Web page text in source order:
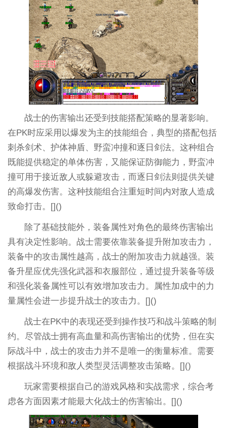
战士的伤害输出还受到技能搭配策略的显著影响。
在PK时应采用以爆发为主的技能组合，典型的搭配包括
刺杀剑术、护体神盾、野蛮冲撞和逐日剑法。这种组合
既能提供稳定的单体伤害，又能保证防御能力，野蛮冲
撞可用于接近敌人或躲避攻击，而逐日剑法则提供关键
的高爆发伤害。这种技能组合注重短时间内对敌人造成
致命打击。[]()
除了基础技能外，装备属性对角色的最终伤害输出
具有决定性影响。战士需要依靠装备提升附加攻击力，
装备中的攻击属性越高，战士的附加攻击力就越强。装
备升星应优先强化武器和衣服部位，通过提升装备等级
和强化装备属性可以有效增加攻击力。属性加成中的力
量属性会进一步提升战士的攻击力。[]()
战士在PK中的表现还受到操作技巧和战斗策略的制
约。尽管战士拥有高血量和高伤害输出的优势，但在实
际战斗中，战士的攻击力并不是唯一的衡量标准。需要
根据战斗环境和敌人类型灵活调整攻击策略。[]()
玩家需要根据自己的游戏风格和实战需求，综合考
虑各方面因素才能最大化战士的伤害输出。[]()